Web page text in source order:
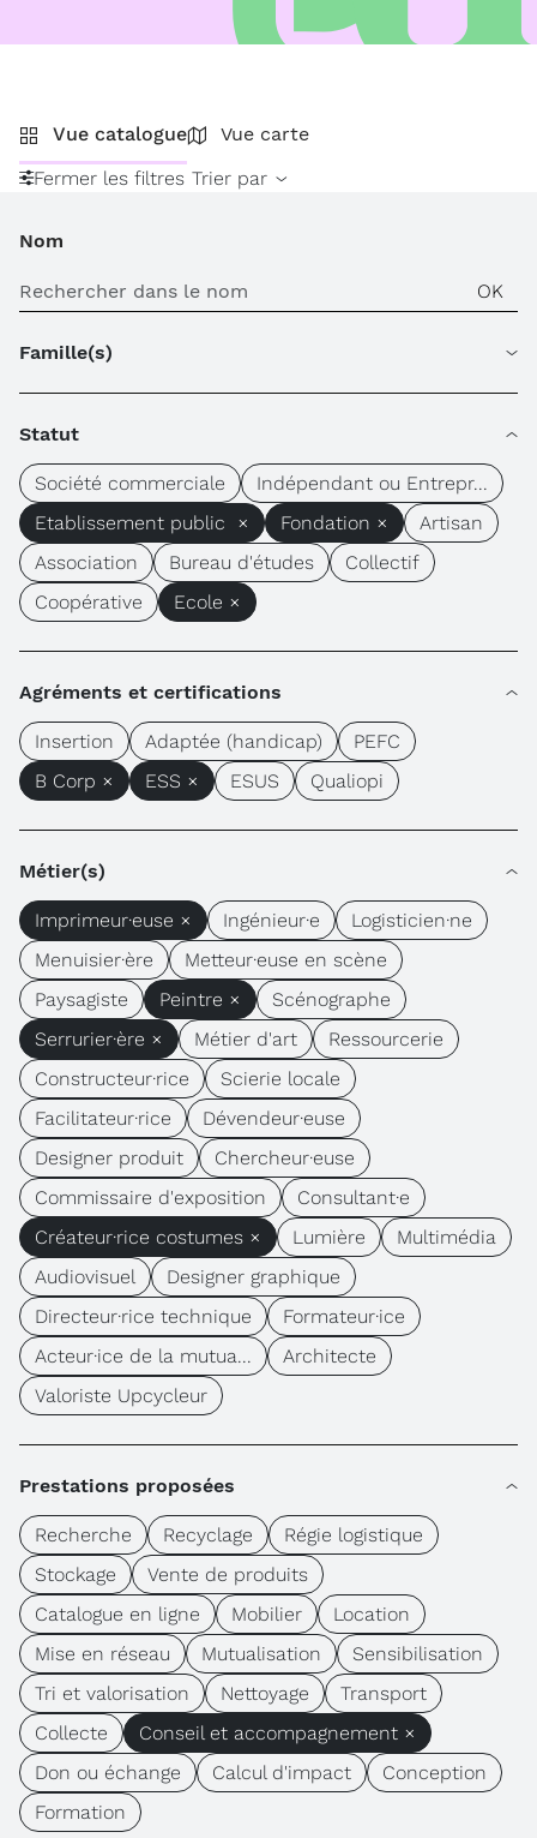
Vue catalogue
Vue carte
Fermer les filtres Trier par
Nom
Famille(s)
Statut
Société commerciale
Indépendant ou Entrepr...
Etablissement public ×
Fondation ×
Artisan
Association
Bureau d'études
Collectif
Coopérative
Ecole ×
Agréments et certifications
Insertion Adaptée (handicap)
PEFC
B Corp ×
ESS × ESUS Qualiopi
Métier(s)
Imprimeur·euse × Ingénieur·e
Logisticien·ne
Menuisier·ère
Metteur·euse en scène
Paysagiste
Peintre ×
Scénographe
Serrurier·ère ×
Métier d'art
Ressourcerie
Constructeur·rice
Scierie locale
Facilitateur·rice
Dévendeur·euse
Designer produit
Chercheur·euse
Commissaire d'exposition
Consultant·e
Créateur·rice costumes ×
Lumière
Multimédia
Audiovisuel
Designer graphique
Directeur·rice technique
Formateur·ice
Acteur·ice de la mutua...
Architecte
Valoriste Upcycleur
Prestations proposées
Recherche Recyclage
Régie logistique
Stockage
Vente de produits
Catalogue en ligne
Mobilier
Location
Mise en réseau
Mutualisation
Sensibilisation
Tri et valorisation
Nettoyage
Transport
Collecte
Conseil et accompagnement ×
Don ou échange
Calcul d'impact
Conception
Formation